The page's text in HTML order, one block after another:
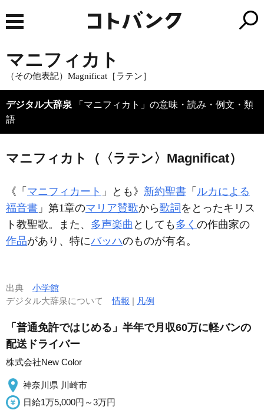
マニフィカト
（その他表記）Magnificat［ラテン］
デジタル大辞泉 「マニフィカト」の意味・読み・例文・類
語
マニフィカト（〈ラテン〉Magnificat）
《「 マニフィカート 」とも》 新約聖書 「 ルカによる
福音書 」第1章のマリア賛歌から歌詞 をとったキリス
ト教聖歌。また、 多声楽曲 としても 多く の作曲家の
作品があり、特にバッハのものが有名。
出典 小学館
デジタル大辞泉について情報 | 凡例
「普通免許ではじめる」半年で月収60万に軽バンの
配送ドライバー
株式会社New Color
神奈川県 川崎市
日給1万5,000円～3万円